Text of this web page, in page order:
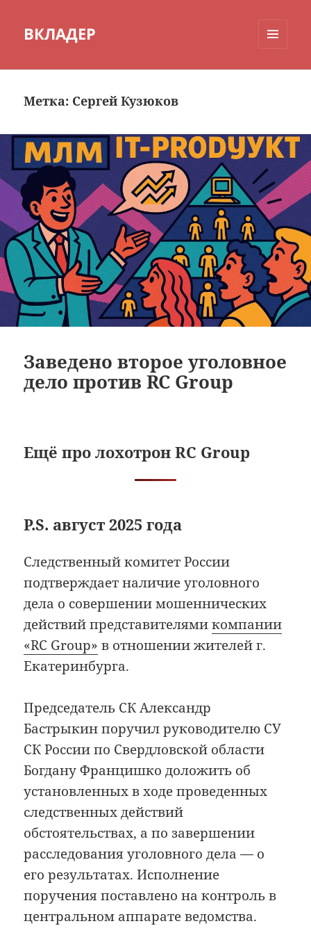
ВКЛАДЕР
Метка: Сергей Кузюков
Заведено второе уголовное
дело против RC Group
Ещё про лохотрон RC Group
P.S. август 2025 года
Следственный комитет России
подтверждает наличие уголовного
дела о совершении мошеннических
действий представителямикомпании
«RC Group» в отношении жителей г.
Екатеринбурга.
Председатель СК Александр
Бастрыкин поручил руководителю СУ
СК России по Свердловской области
Богдану Францишко доложить об
установленных в ходе проведенных
следственных действий
обстоятельствах, а по завершении
расследования уголовного дела — о
его результатах. Исполнение
поручения поставлено на контроль в
центральном аппарате ведомства.